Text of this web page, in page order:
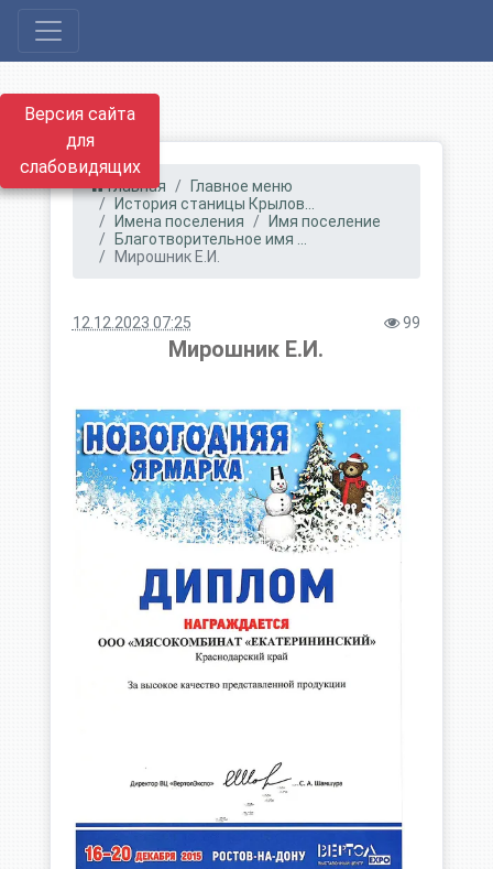
Версия сайта
для
слабовидящих
Главная
Главное меню
История станицы Крылов...
Имена поселения
Имя поселение
Благотворительное имя ...
Мирошник Е.И.
12.12.2023 07:25 99
Мирошник Е.И.